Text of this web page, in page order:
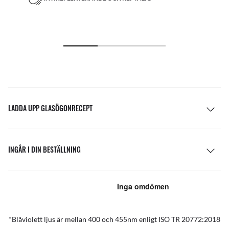
LADDA UPP GLASÖGONRECEPT
INGÅR I DIN BESTÄLLNING
*Blåviolett ljus är mellan 400 och 455nm enligt ISO TR 20772:2018